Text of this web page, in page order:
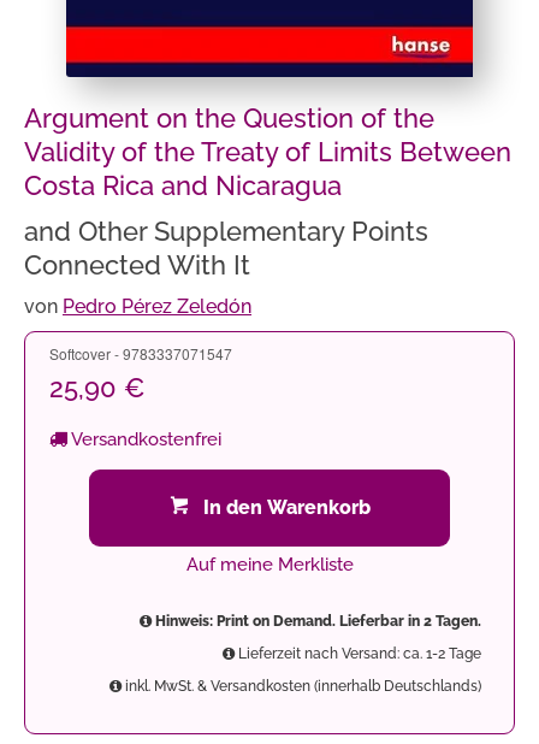
Argument on the Question of the
Validity of the Treaty of Limits Between
Costa Rica and Nicaragua
and Other Supplementary Points
Connected With It
von Pedro Pérez Zeledón
Softcover - 9783337071547
25,90 €
Versandkostenfrei
In den Warenkorb
Auf meine Merkliste
Hinweis: Print on Demand. Lieferbar in 2 Tagen.
Lieferzeit nach Versand: ca. 1-2 Tage
inkl. MwSt. & Versandkosten (innerhalb Deutschlands)